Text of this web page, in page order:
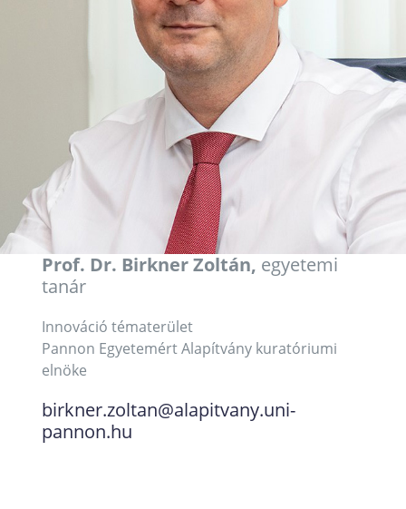
Prof. Dr. Birkner Zoltán, egyetemi
tanár
Innováció tématerület
Pannon Egyetemért Alapítvány kuratóriumi
elnöke
birkner.zoltan@alapitvany.uni-
pannon.hu